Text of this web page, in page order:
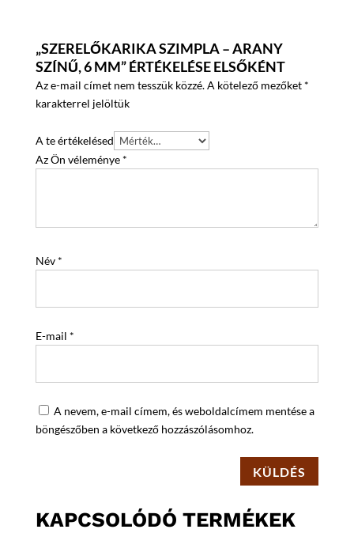
„SZERELŐKARIKA SZIMPLA – ARANY
SZÍNŰ, 6 MM” ÉRTÉKELÉSE ELSŐKÉNT
Az e-mail címet nem tesszük közzé.A kötelező mezőket *
karakterrel jelöltük
A te értékelésed
Az Ön véleménye *
Név *
E-mail *
A nevem, e-mail címem, és weboldalcímem mentése a
böngészőben a következő hozzászólásomhoz.
KÜLDÉS
KAPCSOLÓDÓ TERMÉKEK